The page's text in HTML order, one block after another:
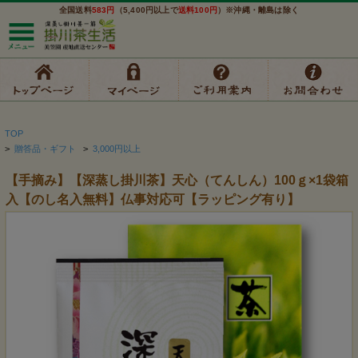
全国送料583円 （5,400円以上で送料100円 ）※沖縄・離島は除く
TOP
> 贈答品・ギフト > 3,000円以上
【手摘み】【深蒸し掛川茶】天心（てんしん）100ｇ×1袋箱
入【のし名入無料】仏事対応可【ラッピング有り】